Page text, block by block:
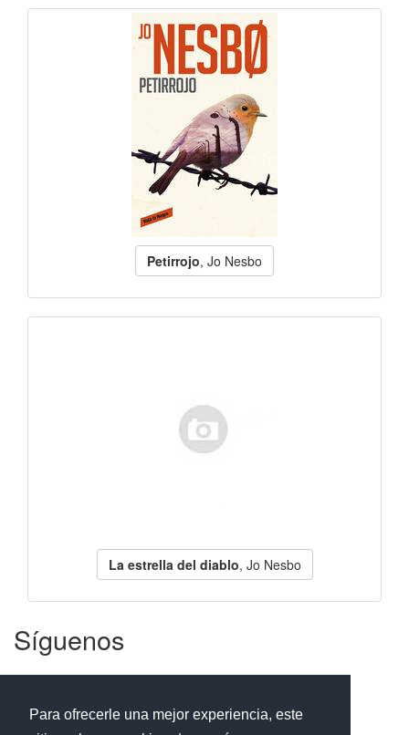
Para ofrecerle una mejor experiencia, este
Petirrojo, Jo Nesbo
La estrella del diablo, Jo Nesbo
Síguenos